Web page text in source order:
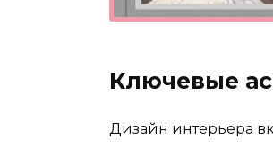
Ключевые
Дизайн интерьера